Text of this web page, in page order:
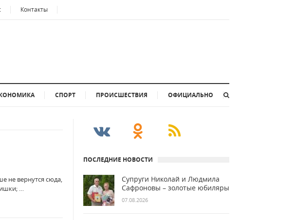
Контакты
СПОРТ ПРОИСШЕСТВИЯ ОФИЦИАЛЬНО
не вернутся сюда,
…
ПОСЛЕДНИЕ НОВОСТИ
Супруги Николай и Людмила
Сафроновы – золотые юбиляры
07.08.2026